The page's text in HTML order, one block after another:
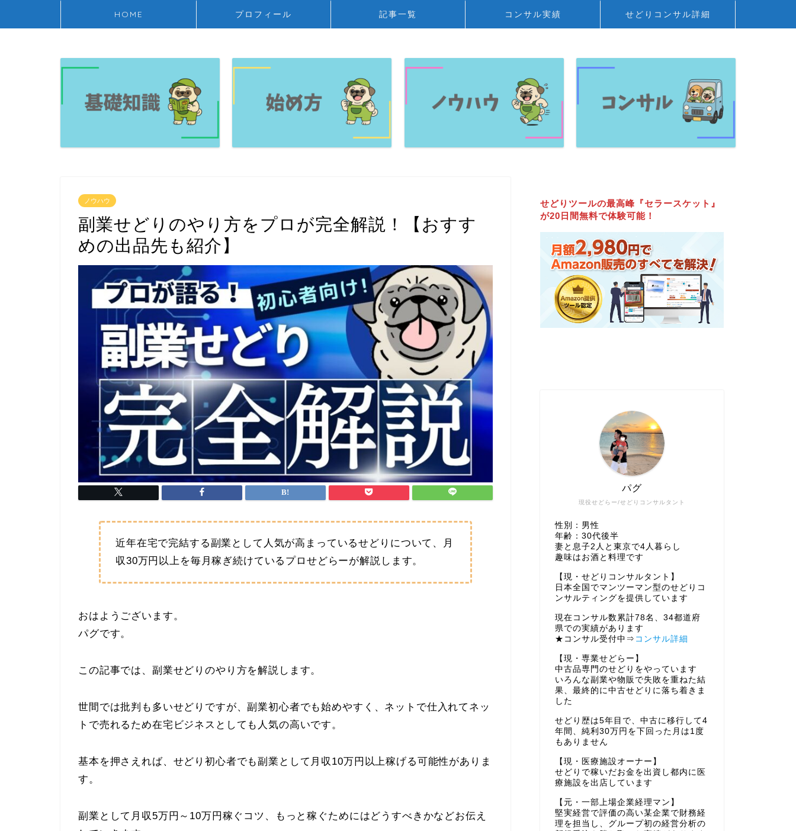
HOME プロフィール 記事一覧 コンサル実績 せどりコンサル詳細
ノウハウ
副業せどりのやり方をプロが完全解説！【おすす
めの出品先も紹介】
近年在宅で完結する副業として人気が高まっているせどりについて、月
収30万円以上を毎月稼ぎ続けているプロせどらーが解説します。
おはようございます。
パグです。
この記事では、副業せどりのやり方を解説します。
世間では批判も多いせどりですが、副業初心者でも始めやすく、ネットで仕入れてネッ
トで売れるため在宅ビジネスとしても人気の高いです。
基本を押さえれば、せどり初心者でも副業として月収10万円以上稼げる可能性がありま
す。
副業として月収5万円～10万円稼ぐコツ、もっと稼ぐためにはどうすべきかなどお伝え
せどりツールの最高峰『セラースケット』
が20日間無料で体験可能！
現役せどらー/せどりコンサルタント
パグ
性別：男性
年齢：30代後半
妻と息子2人と東京で4人暮らし
趣味はお酒と料理です
【現・せどりコンサルタント】
日本全国でマンツーマン型のせどりコ
ンサルティングを提供しています
現在コンサル数累計78名、34都道府
県での実績があります
★コンサル受付中⇒ コンサル詳細
【現・専業せどらー】
中古品専門のせどりをやっています
いろんな副業や物販で失敗を重ねた結
果、最終的に中古せどりに落ち着きま
した
せどり歴は5年目で、中古に移行して4
年間、純利30万円を下回った月は1度
もありません
【現・医療施設オーナー】
せどりで稼いだお金を出資し都内に医
療施設を出店しています
【元・一部上場企業経理マン】
堅実経営で評価の高い某企業で財務経
理を担当し、グループ初の経営分析の